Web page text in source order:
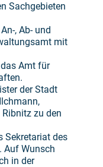
Sachgebieten
, Ab- und
mit
Amt für
der Stadt
zu den
Sekretariat des
Auf Wunsch
in der